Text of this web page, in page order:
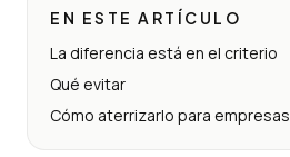
EN ESTE ARTÍCULO
La diferencia está en el criterio
Qué evitar
Cómo aterrizarlo para empresas